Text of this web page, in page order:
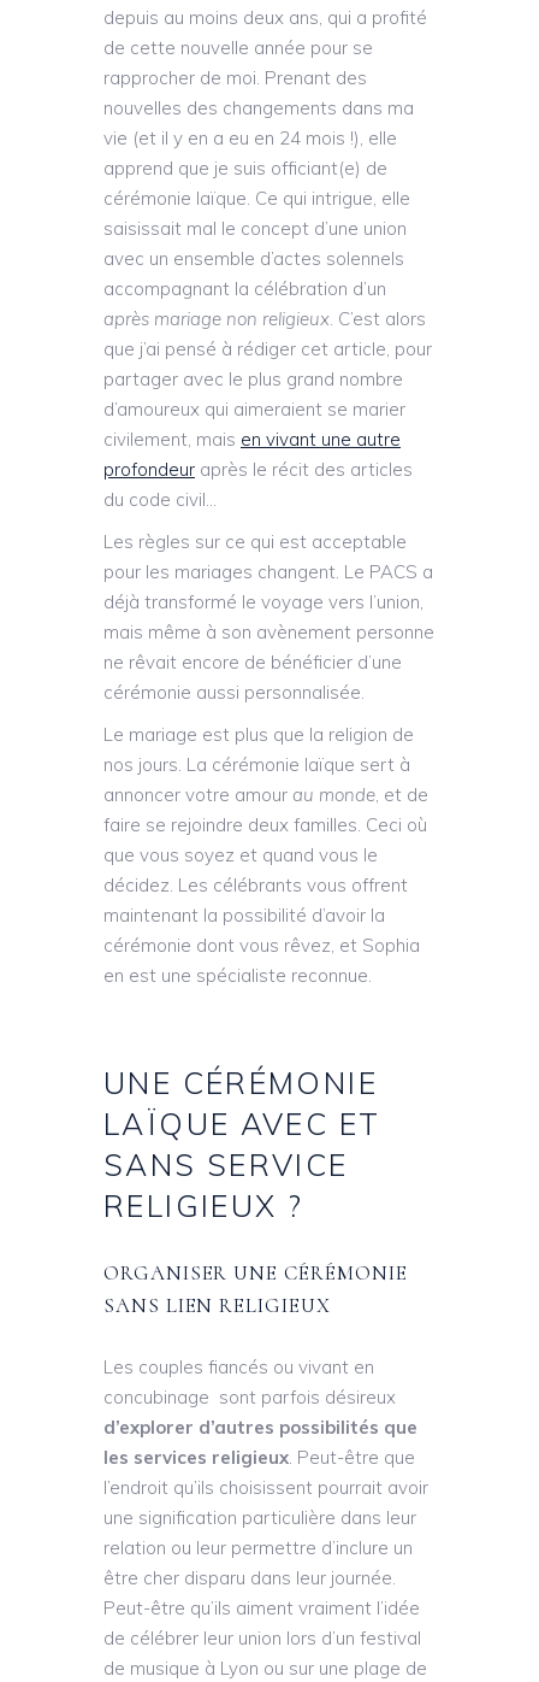
depuis au moins deux ans, qui a profité
de cette nouvelle année pour se
rapprocher de moi. Prenant des
nouvelles des changements dans ma
vie (et il y en a eu en 24 mois !), elle
apprend que je suis officiant(e) de
cérémonie laïque. Ce qui intrigue, elle
saisissait mal le concept d’une union
avec un ensemble d’actes solennels
accompagnant la célébration d’un
après mariage non religieux . C’est alors
que j’ai pensé à rédiger cet article, pour
partager avec le plus grand nombre
d’amoureux qui aimeraient se marier
civilement, mais en vivant une autre
profondeur après le récit des articles
du code civil…
Les règles sur ce qui est acceptable
pour les mariages changent. Le PACS a
déjà transformé le voyage vers l’union,
mais même à son avènement personne
ne rêvait encore de bénéficier d’une
cérémonie aussi personnalisée.
Le mariage est plus que la religion de
nos jours. La cérémonie laïque sert à
annoncer votre amour au monde , et de
faire se rejoindre deux familles. Ceci où
que vous soyez et quand vous le
décidez. Les célébrants vous offrent
maintenant la possibilité d’avoir la
cérémonie dont vous rêvez, et Sophia
en est une spécialiste reconnue.
UNE CÉRÉMONIE
LAÏQUE AVEC ET
SANS SERVICE
RELIGIEUX ?
ORGANISER UNE CÉRÉMONIE
SANS LIEN RELIGIEUX
Les couples fiancés ou vivant en
concubinage sont parfois désireux
d’explorer d’autres possibilités que
les services religieux . Peut-être que
l’endroit qu’ils choisissent pourrait avoir
une signification particulière dans leur
relation ou leur permettre d’inclure un
être cher disparu dans leur journée.
Peut-être qu’ils aiment vraiment l’idée
de célébrer leur union lors d’un festival
de musique à Lyon ou sur une plage de